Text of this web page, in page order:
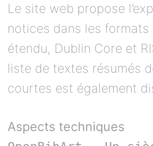
Le site web propose
notices dans les formats
étendu, Dublin Core et
liste de textes résumés
courtes est également
Aspects techniques